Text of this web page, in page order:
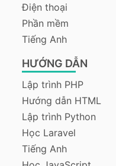
Điện thoại
Phần mềm
Tiếng Anh
HƯỚNG DẪN
Lập trình PHP
Hướng dẫn HTML
Lập trình Python
Học Laravel
Tiếng Anh